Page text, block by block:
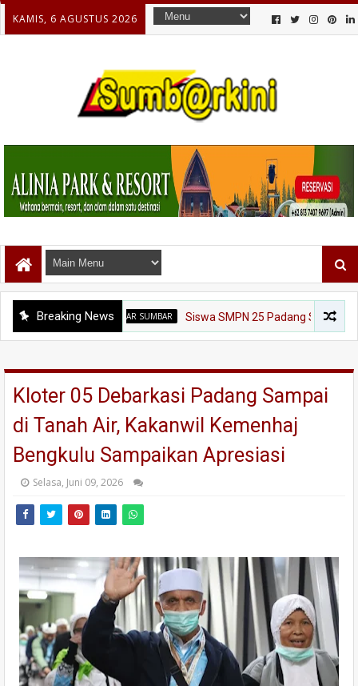
KAMIS, 6 AGUSTUS 2026
Breaking News
ATLET PELAJAR SUMBAR Siswa SMPN 25 Padang Siap Harumkan
Kloter 05 Debarkasi Padang Sampai
di Tanah Air, Kakanwil Kemenhaj
Bengkulu Sampaikan Apresiasi
Selasa, Juni 09, 2026